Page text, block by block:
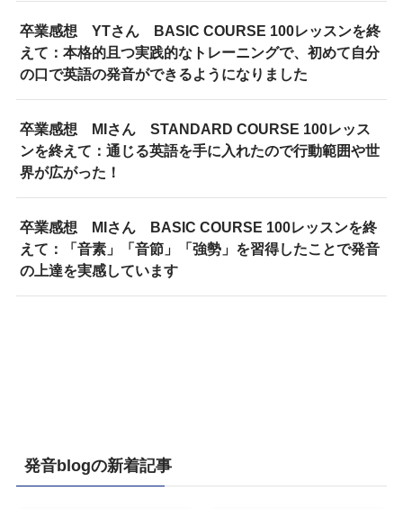
卒業感想 YTさん BASIC COURSE 100レッスンを終
えて：本格的且つ実践的なトレーニングで、初めて自分
の口で英語の発音ができるようになりました
卒業感想 MIさん STANDARD COURSE 100レッス
ンを終えて：通じる英語を手に入れたので行動範囲や世
界が広がった！
卒業感想 MIさん BASIC COURSE 100レッスンを終
えて：「音素」「音節」「強勢」を習得したことで発音
の上達を実感しています
発音blogの新着記事